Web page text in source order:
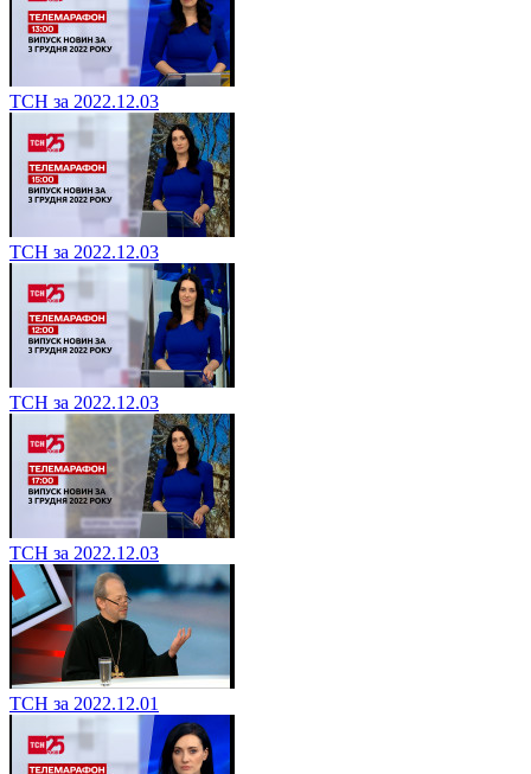
ТСН за 2022.12.03
ТСН за 2022.12.03
ТСН за 2022.12.03
ТСН за 2022.12.03
ТСН за 2022.12.01